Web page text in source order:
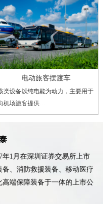
电动旅客摆渡车
类设备以纯电能为动力，主要用于
机场旅客提供…
年1月在深圳证券交易所上市
备、消防救援装备、移动医疗
端保障装备于一体的上市公